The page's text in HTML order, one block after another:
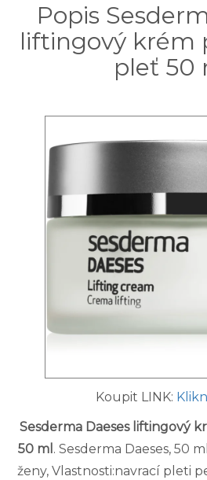
Popis
liftingový krém
pleť 50
Koupit LINK:
Sesderma Daeses liftingový
50 ml . Sesderma Daeses, 50
ženy, Vlastnosti:navrací pleti